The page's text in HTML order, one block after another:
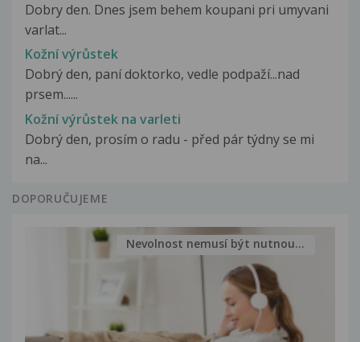
Dobry den. Dnes jsem behem koupani pri umyvani
varlat...
Kožní výrůstek
Dobrý den, paní doktorko, vedle podpaží...nad
prsem......
Kožní výrůstek na varleti
Dobrý den, prosím o radu - před pár týdny se mi
na...
DOPORUČUJEME
Nevolnost nemusí být nutnou...